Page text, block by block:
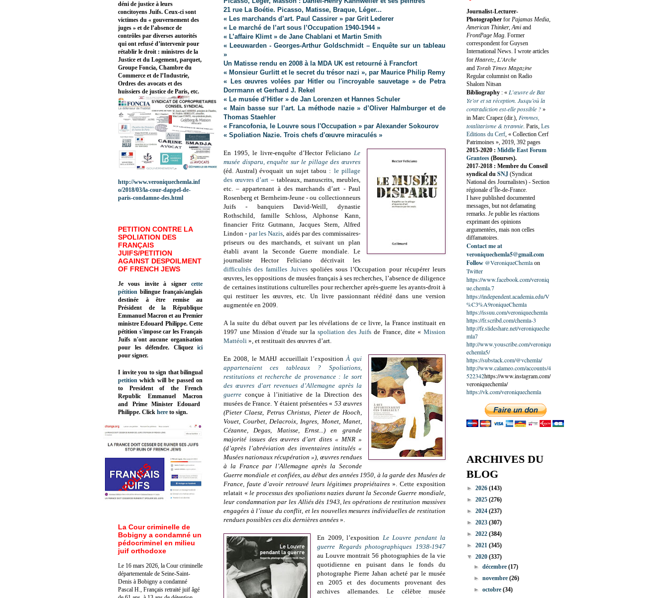
21 rue La Boétie. Picasso, Matisse, Braque, Léger...
« Les marchands d’art. Paul Cassirer » par Grit Lederer
« Le marché de l’art sous l’Occupation 1940-1944 »
« L’affaire Klimt » de Jane Chablani et Martin Smith
« Leeuwarden - Georges-Arthur Goldschmidt – Enquête sur un tableau
»
Un Matisse rendu en 2008 à la MDA UK est retourné à Francfort
« Monsieur Gurlitt et le secret du trésor nazi », par Maurice Philip Remy
« Les œuvres volées par Hitler ou l'incroyable sauvetage » de Petra
Dorrmann et Gerhard J. Rekel
« Le musée d’Hitler » de Jan Lorenzen et Hannes Schuler
« Main basse sur l’art. La méthode nazie » d’Oliver Halmburger et de
Thomas Staehler
« Francofonia, le Louvre sous l'Occupation » par Alexander Sokourov
« Spoliation Nazie. Trois chefs d'œuvre miraculés »
En 1995, le livre-enquête d’Hector Feliciano Le
musée disparu, enquête sur le pillage des œuvres
(éd. Austral) évoquait un sujet tabou : le pillage
des œuvres d’art – tableaux, manuscrits, meubles,
etc. – appartenant à des marchands d’art - Paul
Rosenberg et Bernheim-Jeune - ou collectionneurs
Juifs - banquiers David-Weill, dynastie
Rothschild, famille Schloss, Alphonse Kann,
financier Fritz Gutmann, Jacques Stern, Alfred
Lindon - par les Nazis, aidés par des commissaires-
priseurs ou des marchands, et suivant un plan
établi avant la Seconde Guerre mondiale. Le
journaliste Hector Feliciano décrivait les
difficultés des familles Juivesspoliées sous l’Occupation pour récupérer leurs
œuvres, les oppositions de musées français à ses recherches, l’absence de diligence
de certaines institutions culturelles pour rechercher après-guerre les ayants-droit à
qui restituer les œuvres, etc. Un livre passionnant réédité dans une version
augmentée en 2009.
A la suite du débat ouvert par les révélations de ce livre, la France instituait en
1997 une Mission d’étude sur la spoliation des Juifs de France, dite « Mission
Mattéoli », et restituait des œuvres d’art.
En 2008, le MAHJ accueillait l’expositionÀ qui
appartenaient ces tableaux ? Spoliations,
restitutions et recherche de provenance : le sort
des œuvres d'art revenues d’Allemagne après la
guerre conçue à l’initiative de la Direction des
musées de France. Y étaient présentées « 53 œuvres
(Pieter Claesz, Petrus Christus, Pieter de Hooch,
Vouet, Courbet, Delacroix, Ingres, Monet, Manet,
Cézanne, Degas, Matisse, Ernst...) en grande
majorité issues des œuvres d’art dites « MNR »
(d’après l’abréviation des inventaires intitulés «
Musées nationaux récupération »), œuvres rendues
à la France par l’Allemagne après la Seconde
Guerre mondiale et confiées, au début des années 1950, à la garde des Musées de
France, faute d’avoir retrouvé leurs légitimes propriétaires ». Cette exposition
relatait «le processus des spoliations nazies durant la Seconde Guerre mondiale,
leur condamnation par les Alliés dès 1943, les opérations de restitution massives
engagées à l’issue du conflit, et les nouvelles mesures individuelles de restitution
rendues possibles ces dix dernières années ».
En 2009, l’exposition Le Louvre pendant la
guerre Regards photographiques 1938-1947
au Louvre montrait 56 photographies de la vie
quotidienne en puisant dans le fonds du
photographe Pierre Jahan acheté par le musée
en 2005 et des documents provenant des
archives allemandes. Le célèbre musée
déni de justice à leurs
concitoyens Juifs. Ceux-ci sont
victimes du « gouvernement des
juges » et de l’absence de
contrôles par diverses autorités
qui ont refusé d’intervenir pour
rétablir le droit : ministres de la
Justice et du Logement, parquet,
Groupe Foncia, Chambre du
Commerce et de l’Industrie,
Ordres des avocats et des
huissiers de justice de Paris, etc.
http://www.veroniquechemla.inf
o/2018/03/la-cour-dappel-de-
paris-condamne-des.html
PETITION CONTRE LA
SPOLIATION DES
FRANÇAIS
JUIFS/PETITION
AGAINST DESPOILMENT
OF FRENCH JEWS
Je vous invite à signer cette
pétition bilingue français/anglais
destinée à être remise au
Président de la République
Emmanuel Macron et au Premier
ministre Edouard Philippe. Cette
pétition s'impose car les Français
Juifs n'ont aucune organisation
pour les défendre. Cliquez
ici
pour signer.
I invite you to sign that bilingual
petition which will be passed on
to President of the French
Republic Emmanuel Macron
and Prime Minister Edouard
Philippe. Click here to sign.
La Cour criminelle de
Bobigny a condamné un
pédocriminel en milieu
juif orthodoxe
Le 16 mars 2026, la Cour criminelle
départementale de Seine-Saint-
Denis à Bobigny a condamné
Pascal H., Français retraité juif âgé
Journalist-Lecturer-
Photographer for Pajamas Media,
American Thinker, Ami and
FrontPage Mag. Former
correspondent for Guysen
International News. I wrote articles
for Haaretz, L'Arche
and Torah Times Magazine
Regular columnist on Radio
Shalom Nitsan
Bibliography : « L’œuvre de Bat
Ye’or et sa réception. Jusqu’où la
contradiction est-elle possible ? »
in Marc Crapez (dir.), Femmes,
totalitarisme & tyrannie. Paris, Les
Editions du Cerf, « Collection Cerf
Patrimoines », 2019, 392 pages
2015-2020 : Middle East Forum
Grantees (Bourses).
2017-2018 : Membre du Conseil
syndical du SNJ (Syndicat
National des Journalistes) - Section
régionale d’Île-de-France.
I have published documented
messages, but not defamating
remarks. Je publie les réactions
exprimant des opinions
argumentées, mais non celles
diffamatoires.
Contact me at
veroniquechemla5@gmail.com
Follow @VeroniqueChemlaon
Twitter
https://www.facebook.com/veroniq
ue.chemla.7
https://independent.academia.edu/V
%C3%A9roniqueChemla
https://issuu.com/veroniquechemla
https://fr.scribd.com/chemla-3
http://fr.slideshare.net/veroniqueche
mla7
http://www.youscribe.com/veroniqu
echemla5/
https://substack.com/@vchemla/
http://www.calameo.com/accounts/4
522342https://www.instagram.com/
veroniquechemla/
https://vk.com/veroniquechemla
ARCHIVES DU
BLOG
► 2026 (143)
► 2025 (276)
► 2024 (237)
► 2023 (307)
► 2022 (384)
► 2021 (345)
▼ 2020 (337)
►décembre(17)
►novembre(26)
►octobre(34)